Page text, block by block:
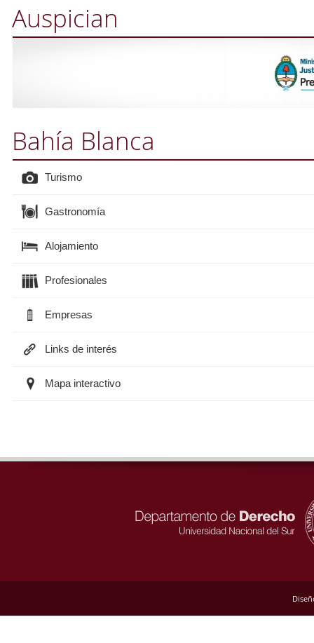
Auspician
Bahía Blanca
Turismo
Gastronomía
Alojamiento
Profesionales
Empresas
Links de interés
Mapa interactivo